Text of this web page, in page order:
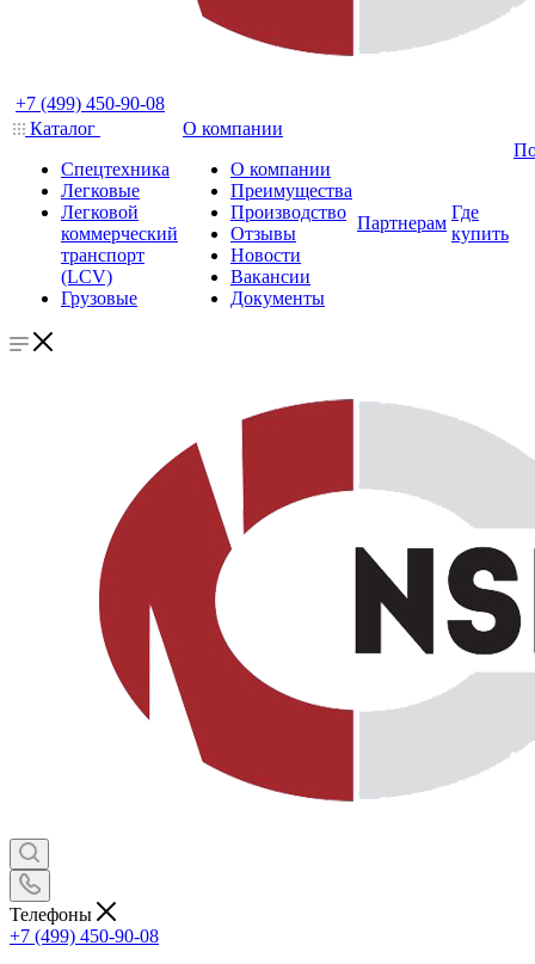
+7 (499) 450-90-08
Каталог
Спецтехника
Легковые
Легковой
коммерческий
транспорт
(LCV)
Грузовые
О компании
О компании
Преимущества
Производство
Отзывы
Новости
Вакансии
Документы
Партнерам
Где
купить
Телефоны
+7 (499) 450-90-08